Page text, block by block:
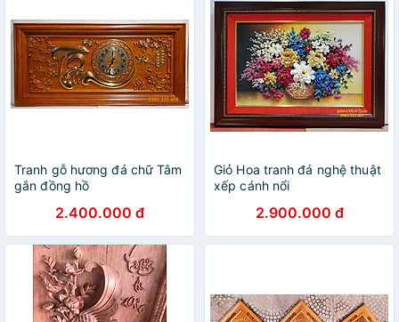
Tranh gỗ hương đá chữ Tâm
gắn đồng hồ
2.400.000 đ
Giỏ Hoa tranh đá nghệ thuật
xếp cánh nổi
2.900.000 đ